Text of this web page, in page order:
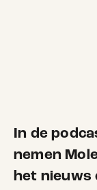
In de
nemen
het nieuws